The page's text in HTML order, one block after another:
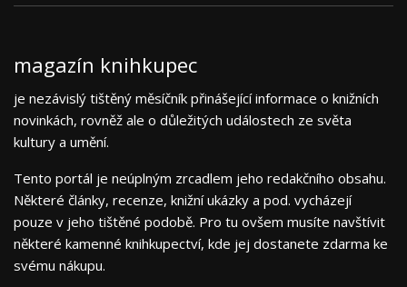
magazín knihkupec
je nezávislý tištěný měsíčník přinášející informace o knižních
novinkách, rovněž ale o důležitých událostech ze světa
kultury a umění.
Tento portál je neúplným zrcadlem jeho redakčního obsahu.
Některé články, recenze, knižní ukázky a pod. vycházejí
pouze v jeho tištěné podobě. Pro tu ovšem musíte navštívit
některé kamenné knihkupectví, kde jej dostanete zdarma ke
svému nákupu.